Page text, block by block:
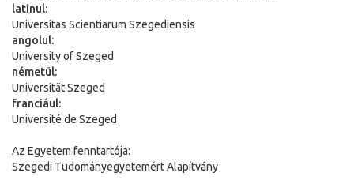
latinul:
Universitas Scientiarum Szegediensis
angolul:
University of Szeged
németül:
Universität Szeged
franciául:
Université de Szeged
Az Egyetem fenntartója:
Szegedi Tudományegyetemért Alapítvány